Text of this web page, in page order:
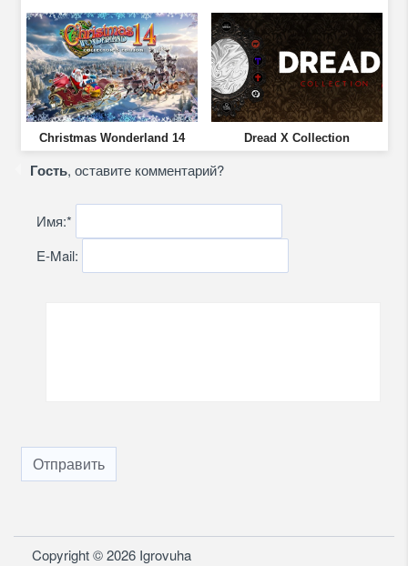
Christmas Wonderland 14 Dread X Collection
Гость, оставите комментарий?
Имя:*
E-Mail:
Отправить
Copyright © 2026 Igrovuha